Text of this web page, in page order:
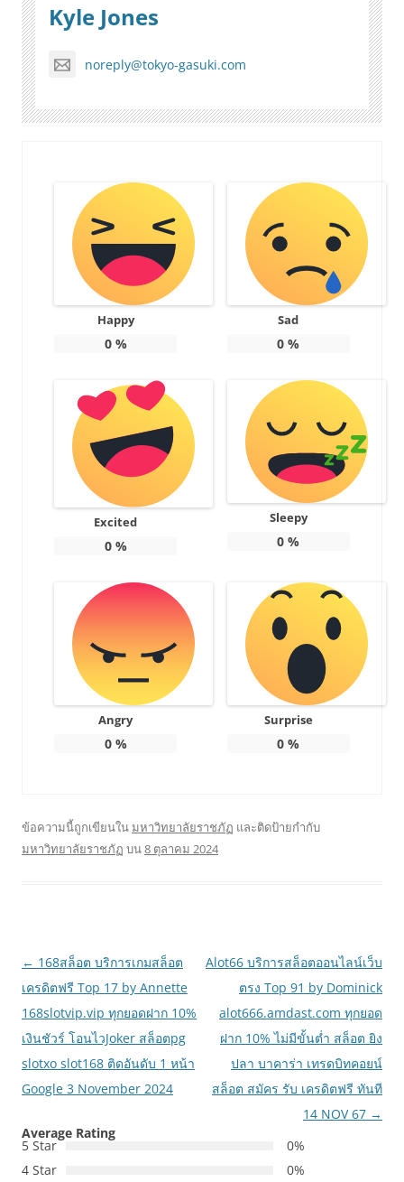
Kyle Jones
noreply@tokyo-gasuki.com
Happy
0%
Sad
0 %
Excited
0%
Sleepy
0 %
Angry
0%
Surprise
0 %
ข้อความนี้ถูกเขียนในมหาวิทยาลัยราชภัฏ และติดป้ายกำกับ
มหาวิทยาลัยราชภัฏ บน8 ตุลาคม 2024
เมนู
นำทาง
เรื่อง
← 168สล็อต บริการเกมสล็อต
เครดิตฟรี Top 17 by Annette
168slotvip.vip ทุกยอดฝาก 10%
เงินชัวร์ โอนไวJoker สล็อตpg
slotxo slot168 ติดอันดับ 1 หน้า
Google 3 November 2024
Alot66 บริการสล็อตออนไลน์เว็บ
ตรง Top 91 by Dominick
alot666.amdast.com ทุกยอด
ฝาก 10% ไม่มีขั้นต่ำ สล็อต ยิง
ปลา บาคาร่า เทรดบิทคอยน์
สล็อต สมัคร รับ เครดิตฟรี ทันที
14 NOV 67 →
Average Rating
5 Star
0%
4 Star
0%